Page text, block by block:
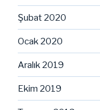
Şubat 2020
Ocak 2020
Aralık 2019
Ekim 2019